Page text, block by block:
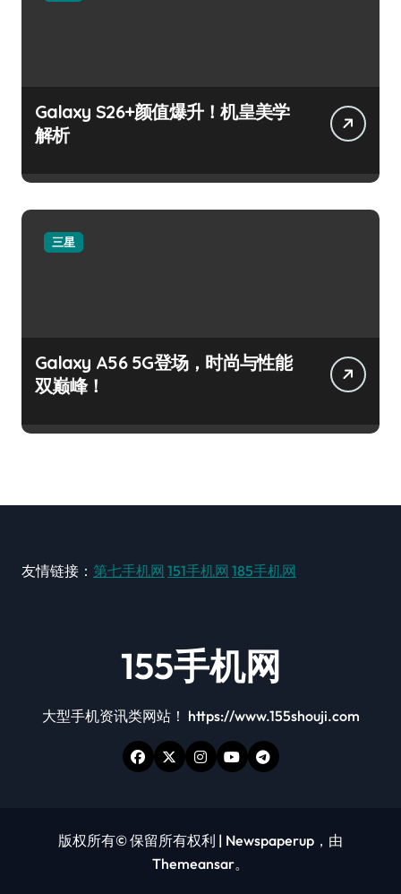
Galaxy S26+颜值爆升！机皇美学
解析
三星
Galaxy A56 5G登场，时尚与性能
双巅峰！
友情链接： 第七手机网 151手机网 185手机网
155手机网
大型手机资讯类网站！ https://www.155shouji.com
版权所有© 保留所有权利 | Newspaperup ，由
Themeansar。